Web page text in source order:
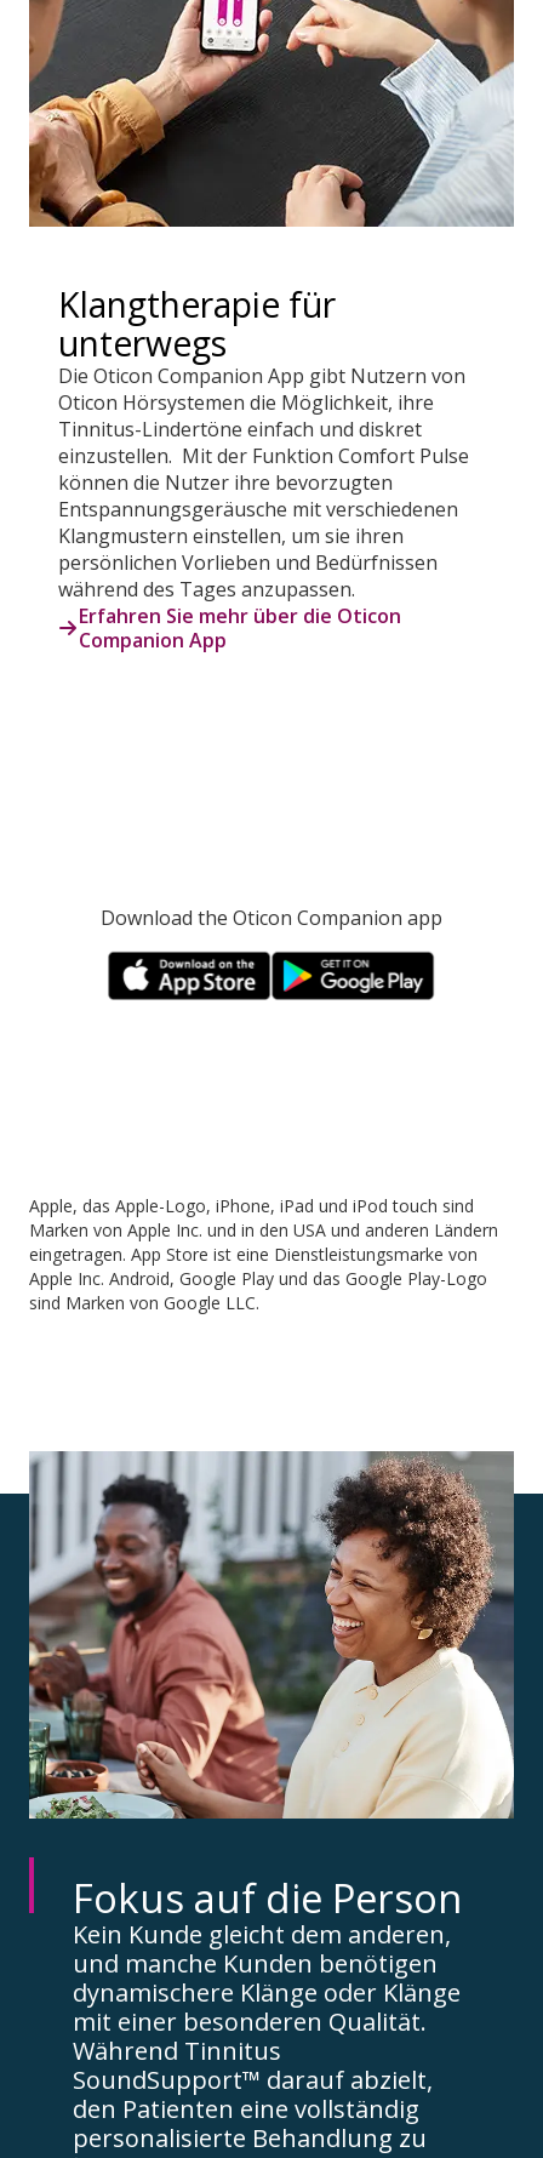
Klangtherapie für
unterwegs
Die Oticon Companion App gibt Nutzern von
Oticon Hörsystemen die Möglichkeit, ihre
Tinnitus-Lindertöne einfach und diskret
einzustellen. Mit der Funktion Comfort Pulse
können die Nutzer ihre bevorzugten
Entspannungsgeräusche mit verschiedenen
Klangmustern einstellen, um sie ihren
persönlichen Vorlieben und Bedürfnissen
während des Tages anzupassen.
Erfahren Sie mehr über die Oticon
Companion App
Download the Oticon Companion app
Apple, das Apple-Logo, iPhone, iPad und iPod touch sind
Marken von Apple Inc. und in den USA und anderen Ländern
eingetragen. App Store ist eine Dienstleistungsmarke von
Apple Inc. Android, Google Play und das Google Play-Logo
sind Marken von Google LLC.
Fokus auf die Person
Kein Kunde gleicht dem anderen,
und manche Kunden benötigen
dynamischere Klänge oder Klänge
mit einer besonderen Qualität.
Während Tinnitus
SoundSupport™ darauf abzielt,
den Patienten eine vollständig
personalisierte Behandlung zu